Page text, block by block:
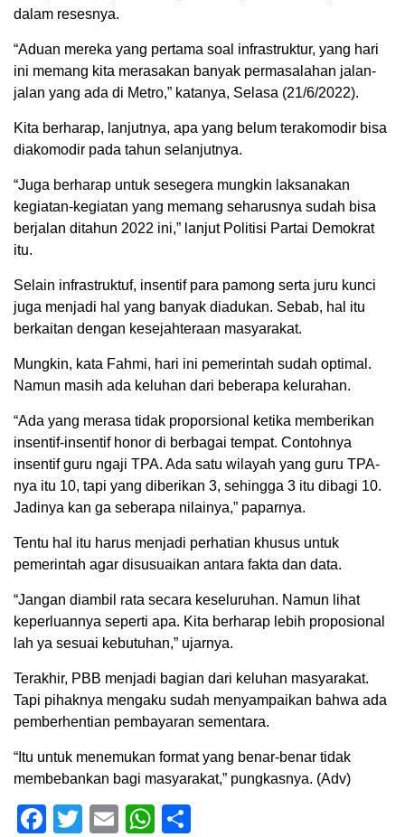
dalam resesnya.
“Aduan mereka yang pertama soal infrastruktur, yang hari
ini memang kita merasakan banyak permasalahan jalan-
jalan yang ada di Metro,” katanya, Selasa (21/6/2022).
Kita berharap, lanjutnya, apa yang belum terakomodir bisa
diakomodir pada tahun selanjutnya.
“Juga berharap untuk sesegera mungkin laksanakan
kegiatan-kegiatan yang memang seharusnya sudah bisa
berjalan ditahun 2022 ini,” lanjut Politisi Partai Demokrat
itu.
Selain infrastruktuf, insentif para pamong serta juru kunci
juga menjadi hal yang banyak diadukan. Sebab, hal itu
berkaitan dengan kesejahteraan masyarakat.
Mungkin, kata Fahmi, hari ini pemerintah sudah optimal.
Namun masih ada keluhan dari beberapa kelurahan.
“Ada yang merasa tidak proporsional ketika memberikan
insentif-insentif honor di berbagai tempat. Contohnya
insentif guru ngaji TPA. Ada satu wilayah yang guru TPA-
nya itu 10, tapi yang diberikan 3, sehingga 3 itu dibagi 10.
Jadinya kan ga seberapa nilainya,” paparnya.
Tentu hal itu harus menjadi perhatian khusus untuk
pemerintah agar disusuaikan antara fakta dan data.
“Jangan diambil rata secara keseluruhan. Namun lihat
keperluannya seperti apa. Kita berharap lebih proposional
lah ya sesuai kebutuhan,” ujarnya.
Terakhir, PBB menjadi bagian dari keluhan masyarakat.
Tapi pihaknya mengaku sudah menyampaikan bahwa ada
pemberhentian pembayaran sementara.
“Itu untuk menemukan format yang benar-benar tidak
membebankan bagi masyarakat,” pungkasnya. (Adv)
Facebook
Twitter
EmailWhatsApp